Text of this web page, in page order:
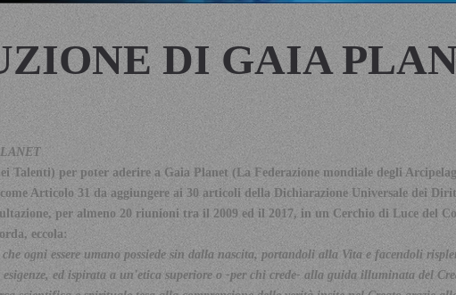
DI GAIA
Talenti) per poter aderire a Gaia Planet (La Federazione mondiale degli
Articolo 31 da aggiungere ai 30 articoli della Dichiarazione Universale dei
per almeno 20 riunioni tra il 2009 ed il 2017, in un Cerchio di Luce del
eccola:
ogni essere umano possiede sin dalla nascita, portandoli alla Vita e facendoli
esigenze, ed ispirata a un'etica superiore o -per chi crede- alla guida illuminata del